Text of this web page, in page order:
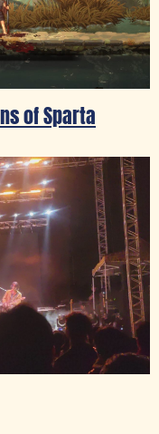
of Sparta